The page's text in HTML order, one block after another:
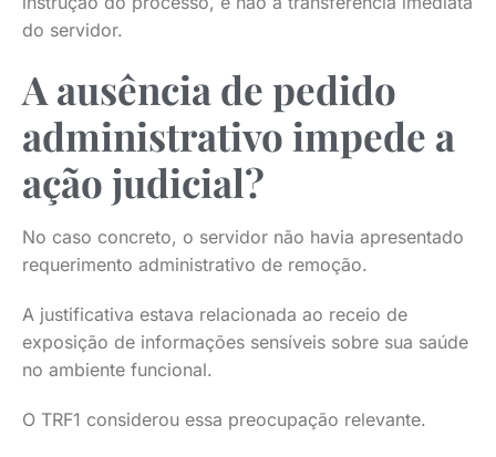
do servidor.
A ausência de pedido
administrativo impede a
ação judicial?
No caso concreto, o servidor não havia apresentado
requerimento administrativo de remoção.
A justificativa estava relacionada ao receio de
exposição de informações sensíveis sobre sua saúde
no ambiente funcional.
O TRF1 considerou essa preocupação relevante.